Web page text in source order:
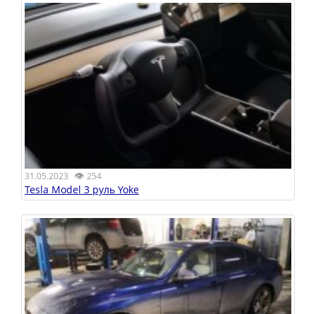
31.05.2023 👁 254
Tesla Model 3 руль Yoke